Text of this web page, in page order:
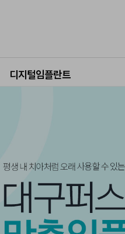
디지털임플란트